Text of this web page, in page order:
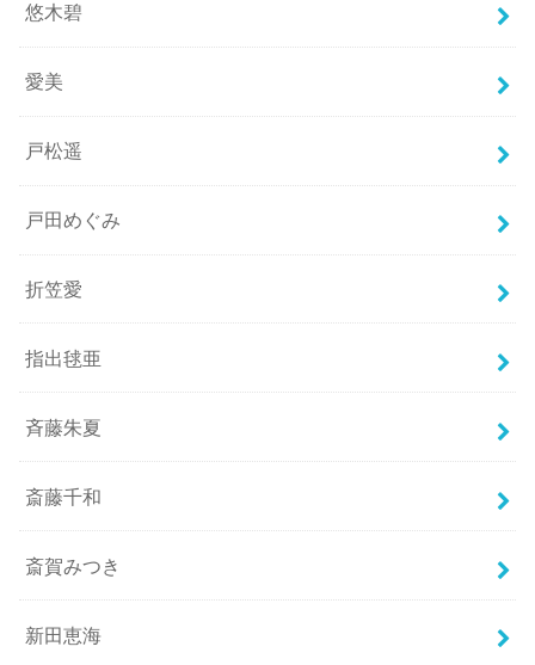
悠木碧
愛美
戸松遥
戸田めぐみ
折笠愛
指出毬亜
斉藤朱夏
斎藤千和
斎賀みつき
新田恵海